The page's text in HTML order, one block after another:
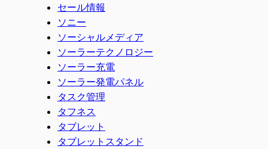
セール情報
ソニー
ソーシャルメディア
ソーラーテクノロジー
ソーラー充電
ソーラー発電パネル
タスク管理
タフネス
タブレット
タブレットスタンド